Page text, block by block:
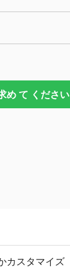
め て ください
カスタマイズ